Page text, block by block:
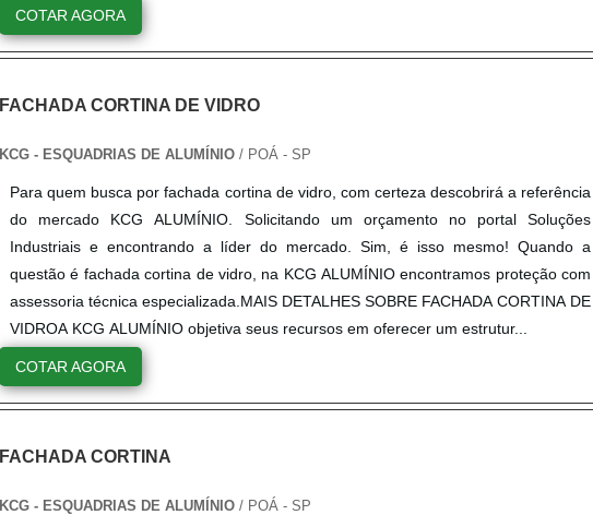
COTAR AGORA
FACHADA CORTINA DE VIDRO
KCG - ESQUADRIAS DE ALUMÍNIO/ POÁ - SP
Para quem busca por fachada cortina de vidro, com certeza descobrirá a referência
do mercado KCG ALUMÍNIO. Solicitando um orçamento no portal Soluções
Industriais e encontrando a líder do mercado. Sim, é isso mesmo! Quando a
questão é fachada cortina de vidro, na KCG ALUMÍNIO encontramos proteção com
assessoria técnica especializada.MAIS DETALHES SOBRE FACHADA CORTINA DE
VIDROA KCG ALUMÍNIO objetiva seus recursos em oferecer um estrutur...
COTAR AGORA
FACHADA CORTINA
KCG - ESQUADRIAS DE ALUMÍNIO/ POÁ - SP